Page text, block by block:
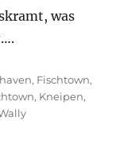
was
, Fischtown,
, Kneipen,